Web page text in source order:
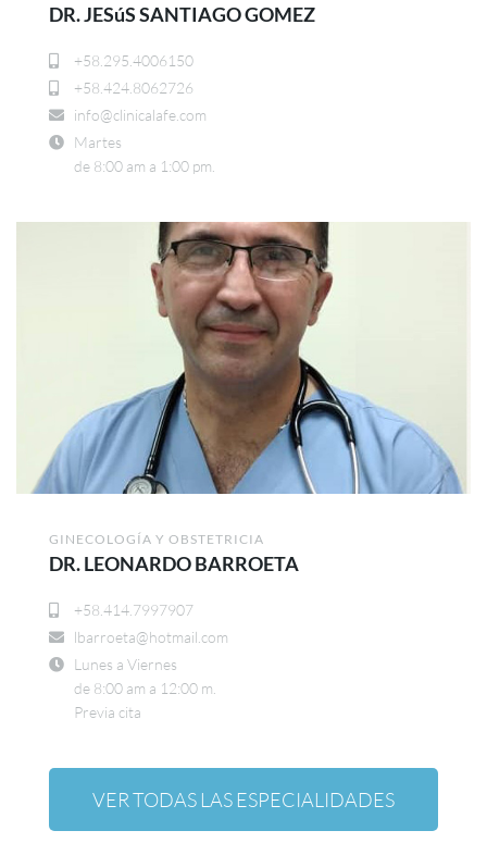
DR. JESúS SANTIAGO GOMEZ
+58.295.4006150
+58.424.8062726
info@clinicalafe.com
Martes
de 8:00 am a 1:00 pm.
GINECOLOGÍA Y OBSTETRICIA
DR. LEONARDO BARROETA
+58.414.7997907
lbarroeta@hotmail.com
Lunes a Viernes
de 8:00 am a 12:00 m.
Previa cita
VER TODAS LAS ESPECIALIDADES